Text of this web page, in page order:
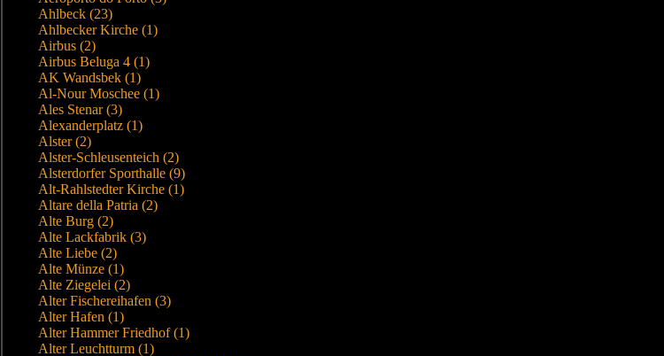
Ahlbeck (23)
Ahlbecker Kirche (1)
Airbus (2)
Airbus Beluga 4 (1)
AK Wandsbek (1)
Al-Nour Moschee (1)
Ales Stenar (3)
Alexanderplatz (1)
Alster (2)
Alster-Schleusenteich (2)
Alsterdorfer Sporthalle (9)
Alt-Rahlstedter Kirche (1)
Altare della Patria (2)
Alte Burg (2)
Alte Lackfabrik (3)
Alte Liebe (2)
Alte Münze (1)
Alte Ziegelei (2)
Alter Fischereihafen (3)
Alter Hafen (1)
Alter Hammer Friedhof (1)
Alter Leuchtturm (1)